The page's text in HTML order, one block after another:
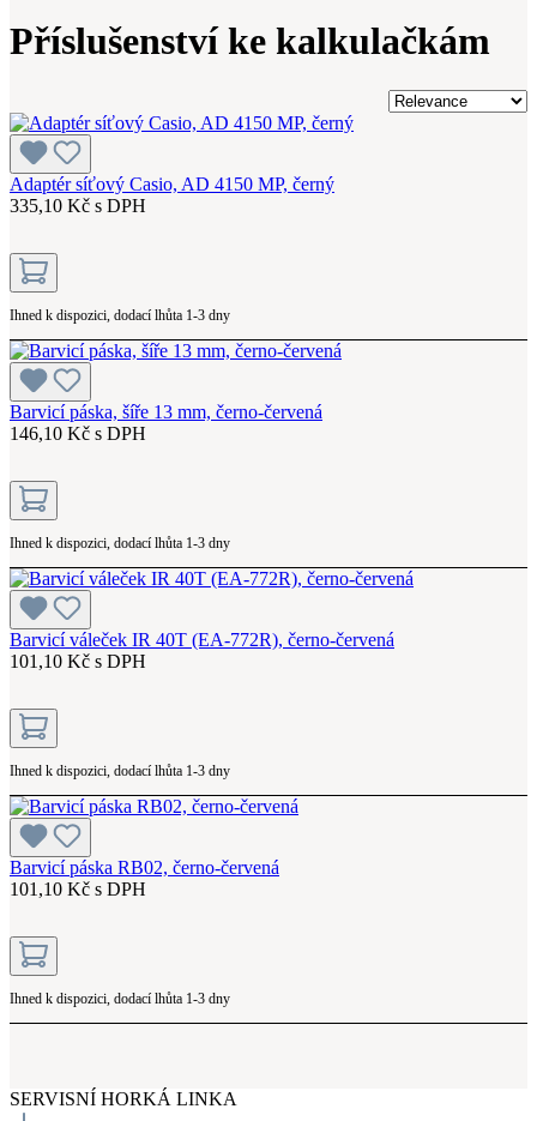
Příslušenství ke kalkulačkám
Adaptér síťový Casio, AD 4150 MP, černý
335,10 Kč s DPH
Ihned k dispozici, dodací lhůta 1-3 dny
Barvicí páska, šíře 13 mm, černo-červená
146,10 Kč s DPH
Ihned k dispozici, dodací lhůta 1-3 dny
Barvicí váleček IR 40T (EA-772R), černo-červená
101,10 Kč s DPH
Ihned k dispozici, dodací lhůta 1-3 dny
Barvicí páska RB02, černo-červená
101,10 Kč s DPH
Ihned k dispozici, dodací lhůta 1-3 dny
SERVISNÍ HORKÁ LINKA